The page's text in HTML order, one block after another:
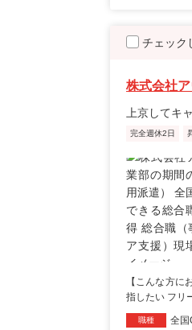
チェック
株式会社
上京してキ
完全週休2日
【こんな方
指したい フリ
職種 全国